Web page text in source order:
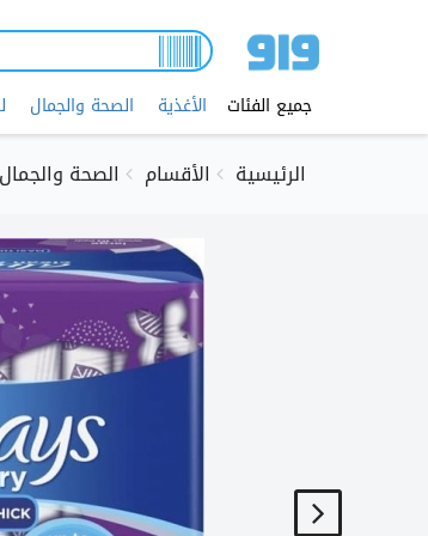
جميع الفئات الأغذية الصحة والجمال
الرئيسية الأقسام الصحة والجمال